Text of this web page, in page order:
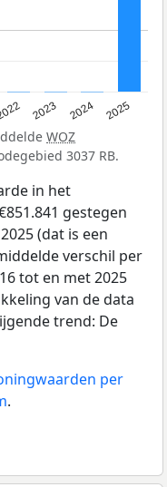
2023 2024 2025
WOZ
3037 RB.
in het
gestegen
(dat is een
verschil per
tot en met 2025
van de data
trend: De
per
.